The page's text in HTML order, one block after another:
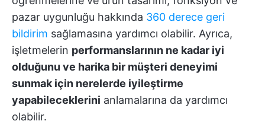
pazar uygunluğu hakkında 360 derece geri
bildirim sağlamasına yardımcı olabilir. Ayrıca,
işletmelerin performanslarının ne kadar iyi
olduğunu ve harika bir müşteri deneyimi
sunmak için nerelerde iyileştirme
yapabileceklerini anlamalarına da yardımcı
olabilir.